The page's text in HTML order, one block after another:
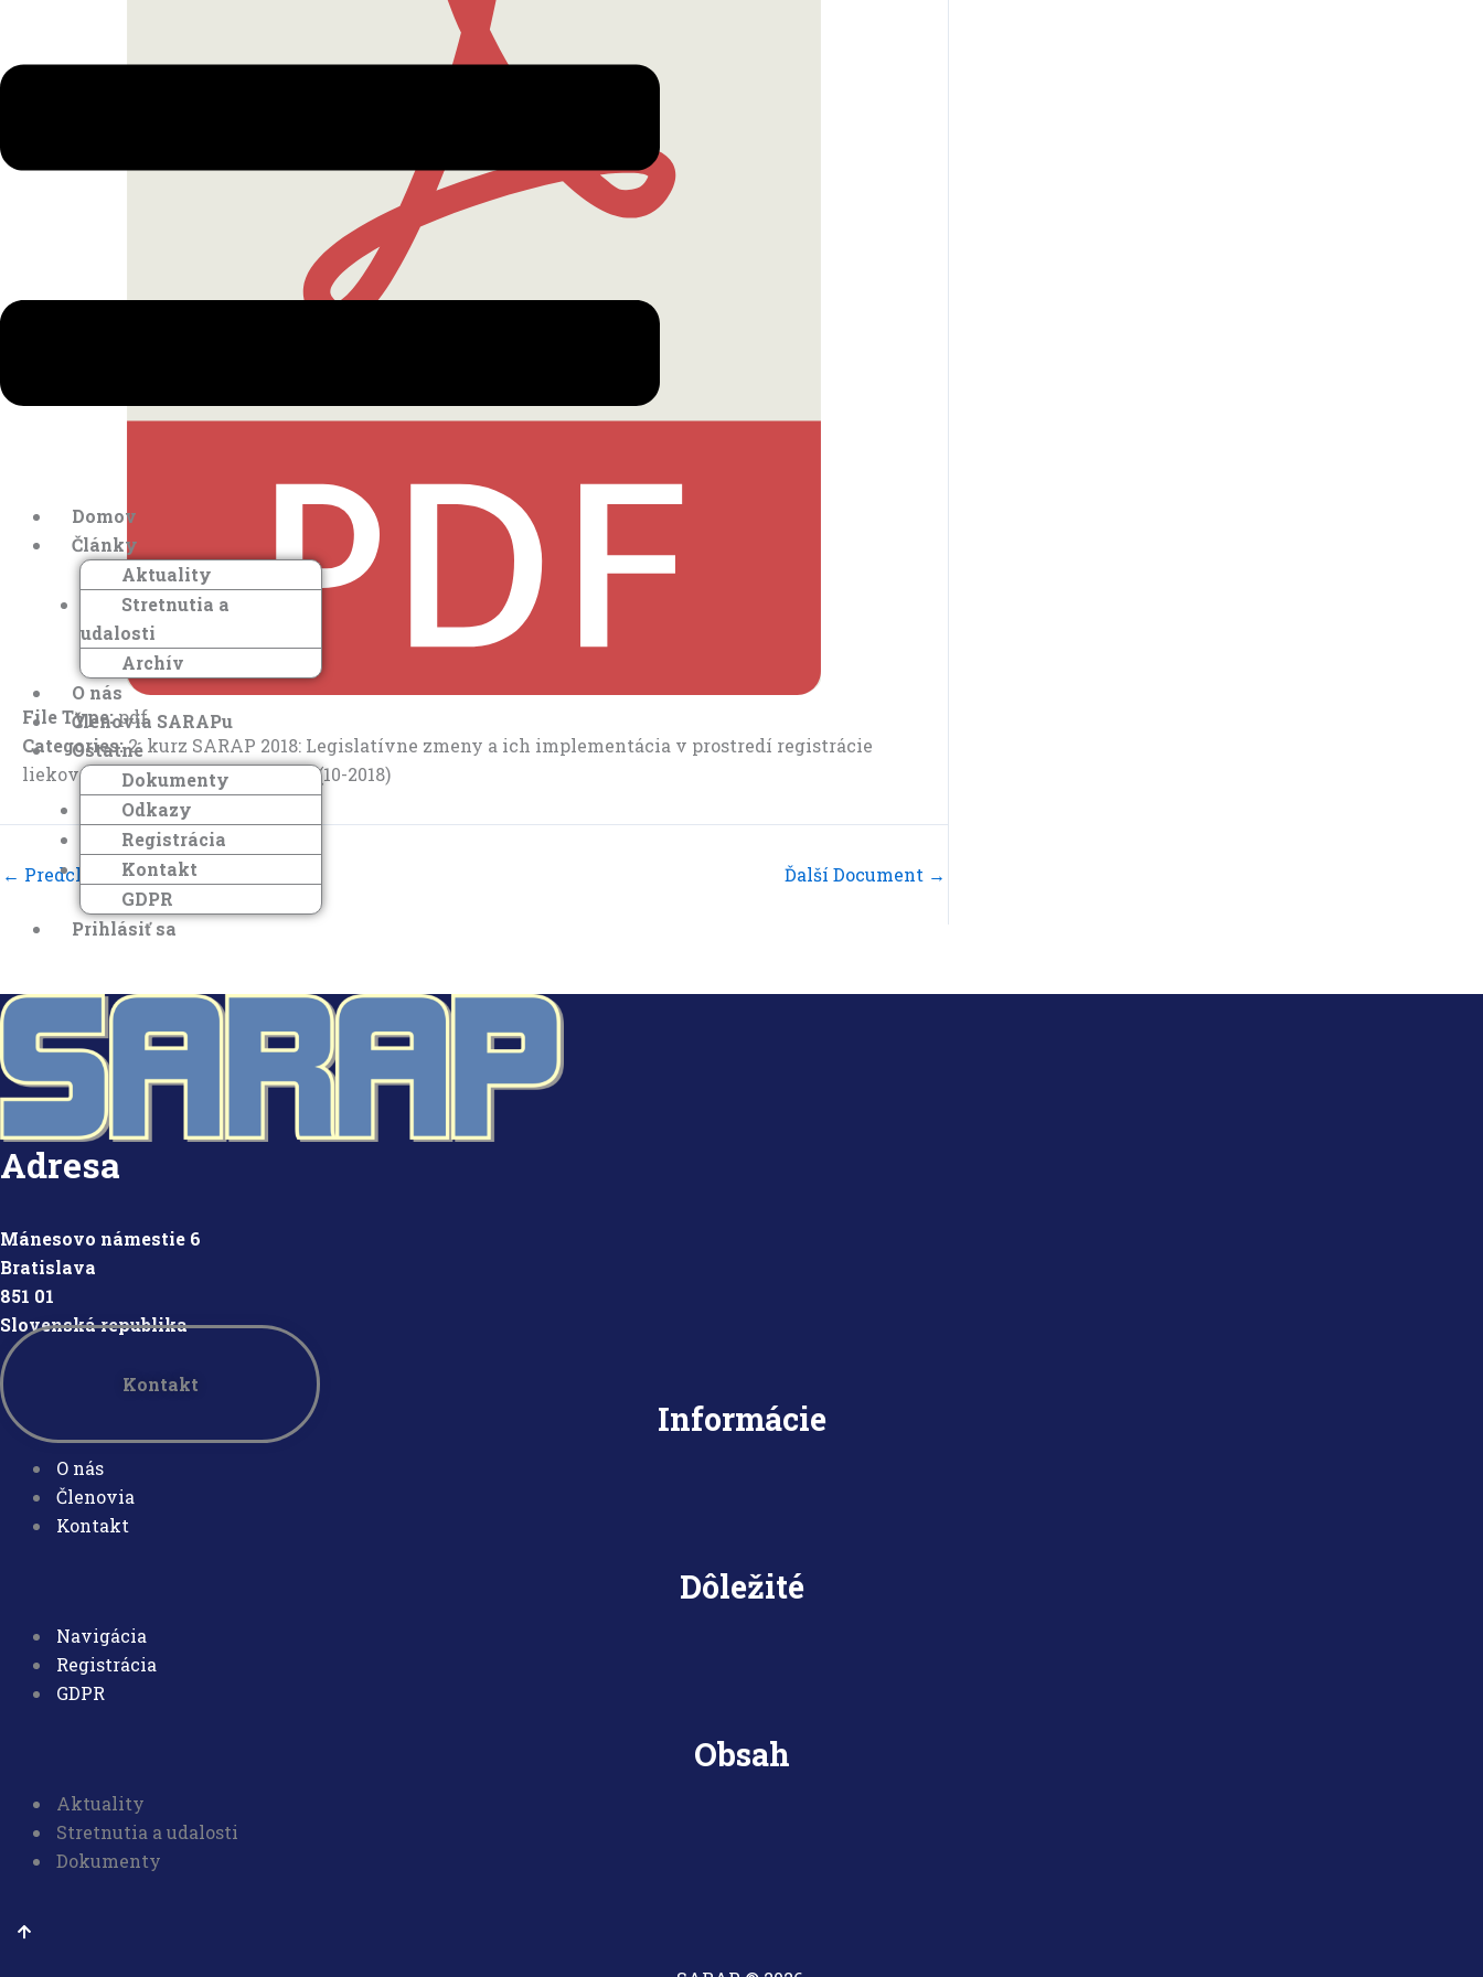
Domov
Články
Aktuality
Stretnutia a
udalosti
Archív
O nás
Členovia SARAPu
Ostatné
Dokumenty
Odkazy
Registrácia
Kontakt
GDPR
Prihlásiť sa
File Type:pdf
Categories:2. kurz SARAP 2018: Legislatívne zmeny a ich implementácia v prostredí registrácie
liekov v SR. Implementácia FMD (10-2018)
← Predchádzajúci Document Ďalší Document →
Adresa
Mánesovo námestie 6
Bratislava
851 01
Slovenská republika
Kontakt
Informácie
O nás
Členovia
Kontakt
Dôležité
Navigácia
Registrácia
GDPR
Obsah
Aktuality
Stretnutia a udalosti
Dokumenty